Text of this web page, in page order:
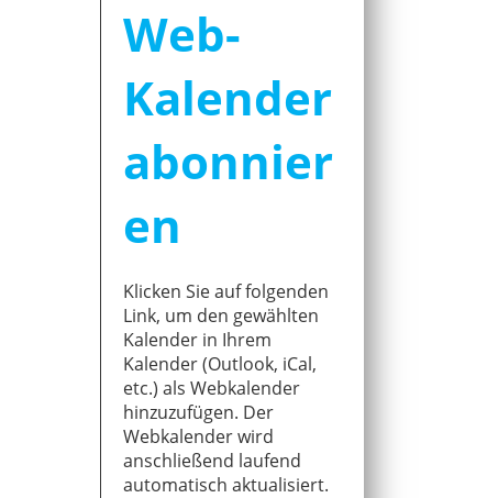
Web-
Kalender
abonnier
en
Klicken Sie auf folgenden
Link, um den gewählten
Kalender in Ihrem
Kalender (Outlook, iCal,
etc.) als Webkalender
hinzuzufügen. Der
Webkalender wird
anschließend laufend
automatisch aktualisiert.